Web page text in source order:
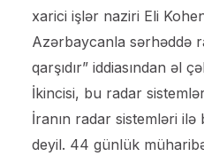
xarici işlər naziri Eli
Azərbaycanla sərhəddə
qarşıdır” iddiasından əl
İkincisi, bu radar
İranın radar sistemləri
deyil. 44 günlük